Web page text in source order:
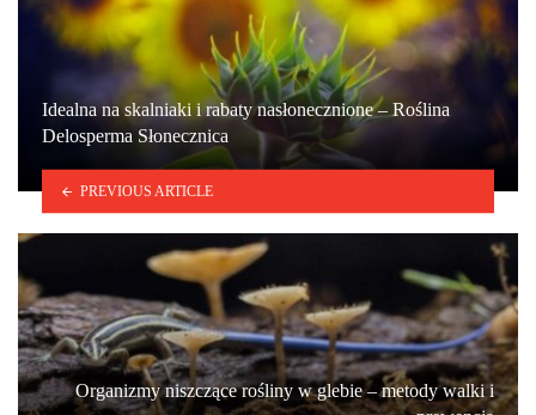
Idealna na skalniaki i rabaty nasłonecznione – Roślina
Delosperma Słonecznica
PREVIOUS ARTICLE
Organizmy niszczące rośliny w glebie – metody walki i